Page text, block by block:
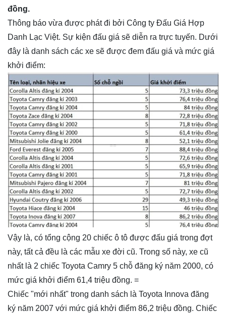
đồng.
Thông báo vừa được phát đi bởi Công ty Đấu Giá Hợp
Danh Lạc Việt. Sự kiện đấu giá sẽ diễn ra trực tuyến. Dưới
đây là danh sách các xe sẽ được đem đấu giá và mức giá
khởi điểm:
Vậy là, có tổng cộng 20 chiếc ô tô được đấu giá trong đợt
này, tất cả đều là các mẫu xe đời cũ. Trong số này, xe cũ
nhất là 2 chiếc Toyota Camry 5 chỗ đăng ký năm 2000, có
mức giá khởi điểm 61,4 triệu đồng. =
Chiếc "mới nhất" trong danh sách là Toyota Innova đăng
ký năm 2007 với mức giá khởi điểm 86,2 triệu đồng. Chiếc